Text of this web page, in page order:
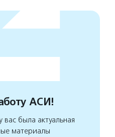
АСИ!
была актуальная
материалы